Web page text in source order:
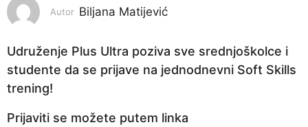
n
e
p
e
Autor Biljana Matijević
Udruženje Plus Ultra poziva sve srednjoškolce i
studente da se prijave na jednodnevni Soft Skills
trening!
Prijaviti se možete putem linka